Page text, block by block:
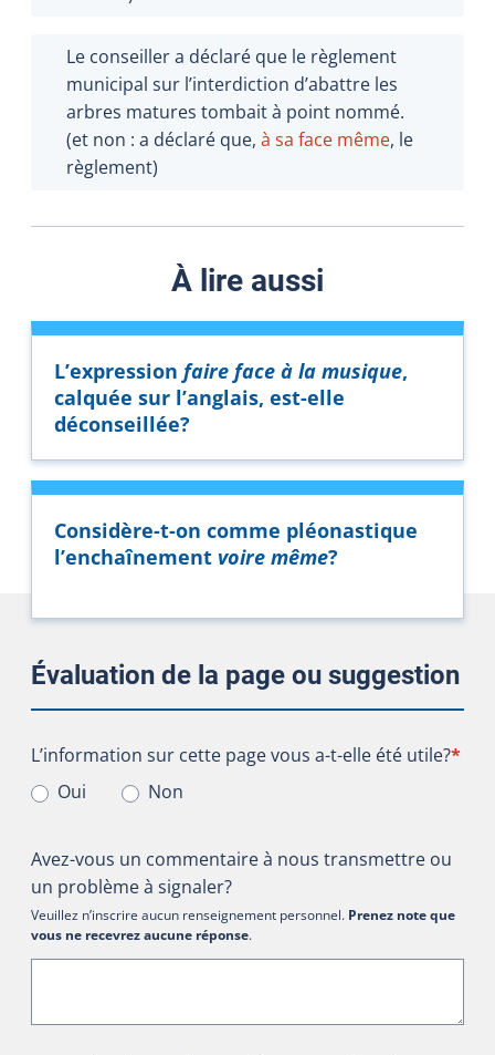
Le conseiller a déclaré que le règlement
municipal sur l’interdiction d’abattre les
arbres matures tombait à point nommé.
(et non : a déclaré que, à sa face même, le
règlement)
À lire aussi
L’expression faire face à la musique,
calquée sur l’anglais, est-elle
déconseillée?
Considère-t-on comme pléonastique
l’enchaînement voire même?
Évaluation de la page ou suggestion
L’information sur cette page vous a-t-elle été utile?
L’information sur cette page vous a-t-elle été utile?*
Oui
Non
Avez-vous un commentaire à nous transmettre ou
un problème à signaler?
Veuillez n’inscrire aucun renseignement personnel. Prenez note que
vous ne recevrez aucune réponse.